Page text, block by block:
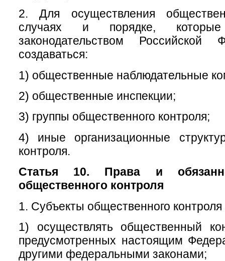
2. Для осуществления
случаях и порядке, которые
законодательством Российской
создаваться:
1) общественные наблюдательные
2) общественные инспекции;
3) группы общественного контроля;
4) иные организационные
контроля.
Статья 10. Права и
общественного контроля
1. Субъекты общественного контроля
1) осуществлять общественный
предусмотренных настоящим
другими федеральными законами;